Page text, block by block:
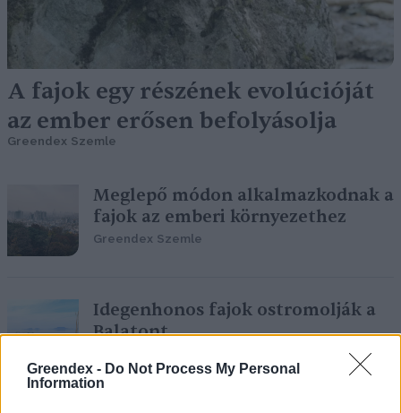
Greendex - Do Not Process My Personal
Information
A fajok egy részének evolúcióját
az ember erősen befolyásolja
Greendex Szemle
Meglepő módon alkalmazkodnak a
fajok az emberi környezethez
Greendex Szemle
Idegenhonos fajok ostromolják a
Balatont